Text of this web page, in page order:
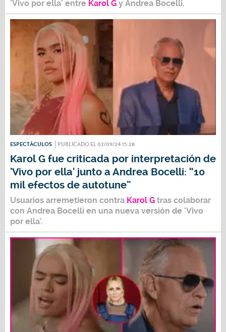
'Vivo por ella' entre Karol G y Andrea Bocelli.
ESPECTÁCULOS PUBLICADO EL 02/09/24 15:28
Karol G fue criticada por interpretación de
'Vivo por ella' junto a Andrea Bocelli: “10
mil efectos de autotune”
Usuarios arremetieron contra Karol G tras colaborar
con Andrea Bocelli en una nueva versión de 'Vivo
por ella'.